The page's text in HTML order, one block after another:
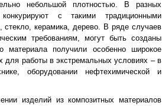
небольшой плотностью. В разных
с такими традиционными
керамика, дерево. В ряде случаев
требованиям, могут быть созданы
материала получили особенно широкое
для работы в экстремальных условиях – в
оборудовании нефтехимической и
изделий из композитных материалов